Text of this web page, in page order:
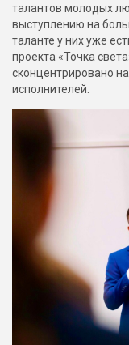
талантов молодых
выступлению на
таланте у них уже
проекта «Точка
сконцентрировано
исполнителей.